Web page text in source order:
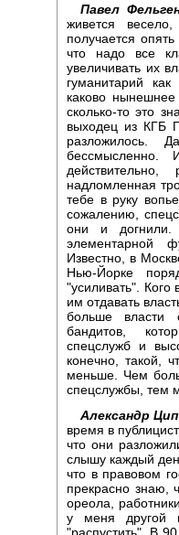
Павел
живется
получается
что надо все
увеличивать их
гуманитарий
каково
сколько-то это
выходец из КГБ
разложилось.
надломленная
тебе в руку
сожалению,
они и догнили.
элементарной
Известно, в
Нью-Йорке
"усиливать". Кого
им отдавать
больше власти
бандитов,
спецслужб и
конечно, такой,
меньше. Чем
спецслужбы, тем
Александр
время в
что они
слышу каждый
что в правовом
прекрасно знаю,
ореола,
у меня другой
"распустить". В